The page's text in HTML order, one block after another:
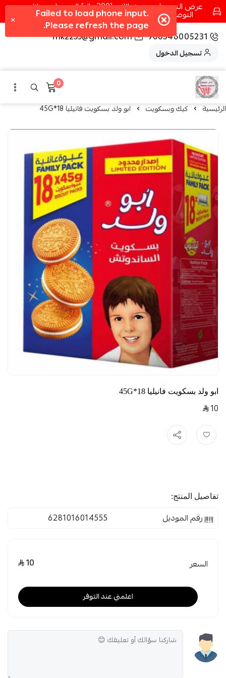
عرض التوصيل عند شرائك بـ{200ريال} التوصيل مجانا
التوصيل في مكه فقط كل اسبوع اصناف جديدة
966546005231
fhk2255@gmail.com
تسجيل الدخول
0
الرئيسية كيك وبسكويت ابو ولد بسكويت فانيليا 18*45G
ابو ولد بسكويت فانيليا 18*45G
10
تفاصيل المنتج:
رقم الموديل 6281016014555
السعر 10
اعلمني عند التوفر